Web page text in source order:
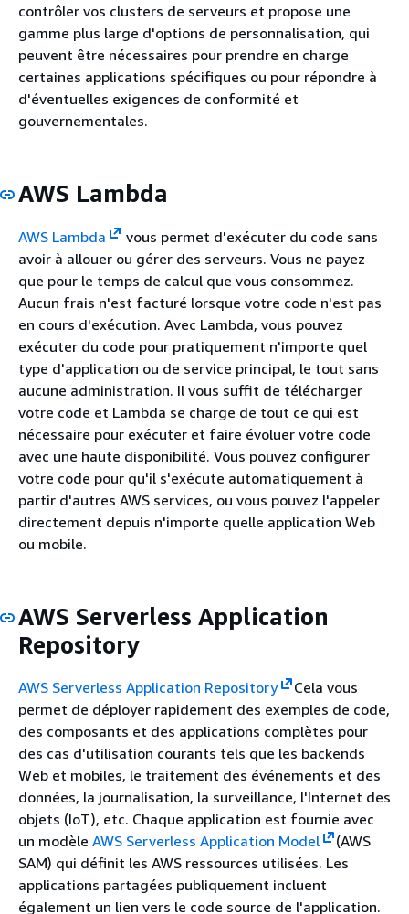
contrôler vos clusters de serveurs et propose une
gamme plus large d'options de personnalisation, qui
peuvent être nécessaires pour prendre en charge
certaines applications spécifiques ou pour répondre à
d'éventuelles exigences de conformité et
gouvernementales.
AWS Lambda
AWS Lambda
vous permet d'exécuter du code sans
avoir à allouer ou gérer des serveurs. Vous ne payez
que pour le temps de calcul que vous consommez.
Aucun frais n'est facturé lorsque votre code n'est pas
en cours d'exécution. Avec Lambda, vous pouvez
exécuter du code pour pratiquement n'importe quel
type d'application ou de service principal, le tout sans
aucune administration. Il vous suffit de télécharger
votre code et Lambda se charge de tout ce qui est
nécessaire pour exécuter et faire évoluer votre code
avec une haute disponibilité. Vous pouvez configurer
votre code pour qu'il s'exécute automatiquement à
partir d'autres AWS services, ou vous pouvez l'appeler
directement depuis n'importe quelle application Web
ou mobile.
AWS Serverless Application
Repository
AWS Serverless Application Repository
Cela vous
permet de déployer rapidement des exemples de code,
des composants et des applications complètes pour
des cas d'utilisation courants tels que les backends
Web et mobiles, le traitement des événements et des
données, la journalisation, la surveillance, l'Internet des
objets (IoT), etc. Chaque application est fournie avec
un modèle AWS Serverless Application Model
(AWS
SAM) qui définit les AWS ressources utilisées. Les
applications partagées publiquement incluent
également un lien vers le code source de l'application.